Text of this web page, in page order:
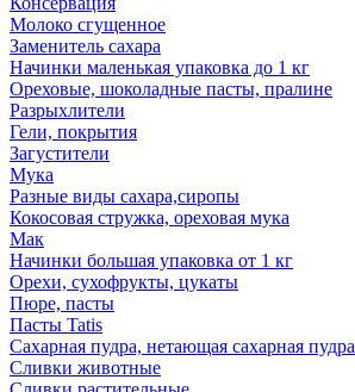
Молоко сгущенное
Заменитель сахара
Начинки маленькая упаковка до 1 кг
Ореховые, шоколадные пасты, пралине
Разрыхлители
Гели, покрытия
Загустители
Мука
Разные виды сахара,сиропы
Кокосовая стружка, ореховая мука
Мак
Начинки большая упаковка от 1 кг
Орехи, сухофрукты, цукаты
Пюре, пасты
Пасты Tatis
Сахарная пудра, нетающая сахарная пудра
Сливки животные